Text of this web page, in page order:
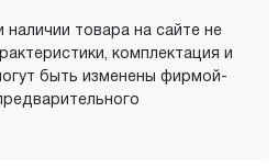
товара на сайте не
комплектация и
быть изменены фирмой-